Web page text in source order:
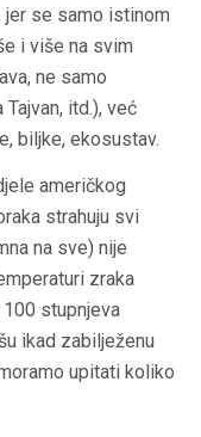
se samo istinom
i više na svim
ne samo
itd.), već
biljke, ekosustav.
američkog
strahuju svi
na sve) nije
zraka
stupnjeva
ikad zabilježenu
upitati koliko